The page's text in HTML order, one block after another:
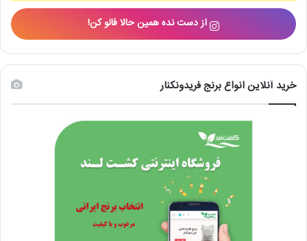
از دست نده همین حالا فالو کن!
خرید آنلاین انواع برنج فریدونکنار